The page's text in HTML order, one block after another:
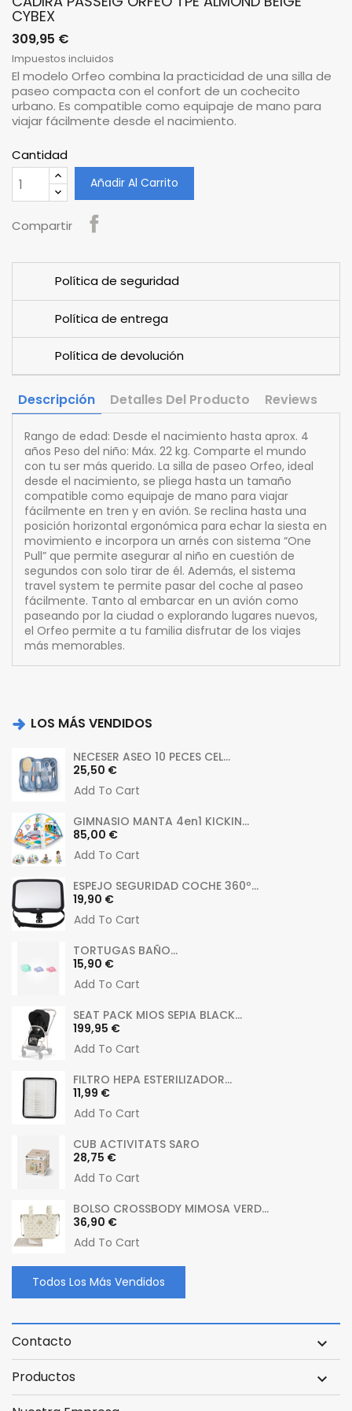
CYBEX
309,95 €
Impuestos incluidos
El modelo Orfeo combina la practicidad de una silla de
paseo compacta con el confort de un cochecito
urbano. Es compatible como equipaje de mano para
viajar fácilmente desde el nacimiento.
Cantidad
Añadir Al Carrito
Compartir
Política de seguridad
Política de entrega
Política de devolución
Descripción Detalles Del Producto Reviews
Rango de edad: Desde el nacimiento hasta aprox. 4
años Peso del niño: Máx. 22 kg. Comparte el mundo
con tu ser más querido. La silla de paseo Orfeo, ideal
desde el nacimiento, se pliega hasta un tamaño
compatible como equipaje de mano para viajar
fácilmente en tren y en avión. Se reclina hasta una
posición horizontal ergonómica para echar la siesta en
movimiento e incorpora un arnés con sistema “One
Pull” que permite asegurar al niño en cuestión de
segundos con solo tirar de él. Además, el sistema
travel system te permite pasar del coche al paseo
fácilmente. Tanto al embarcar en un avión como
paseando por la ciudad o explorando lugares nuevos,
el Orfeo permite a tu familia disfrutar de los viajes
más memorables.
LOS MÁS VENDIDOS
NECESER ASEO 10 PECES CEL...
Precio
25,50 €
Add To Cart
GIMNASIO MANTA 4en1 KICKIN...
Precio
85,00 €
Add To Cart
ESPEJO SEGURIDAD COCHE 360º...
Precio
19,90 €
Add To Cart
TORTUGAS BAÑO...
Precio
15,90 €
Add To Cart
SEAT PACK MIOS SEPIA BLACK...
Precio
199,95 €
Add To Cart
FILTRO HEPA ESTERILIZADOR...
Precio
11,99 €
Add To Cart
CUB ACTIVITATS SARO
Precio
28,75 €
Add To Cart
BOLSO CROSSBODY MIMOSA VERD...
Precio
36,90 €
Add To Cart
Todos Los Más Vendidos
Contacto 
Productos 